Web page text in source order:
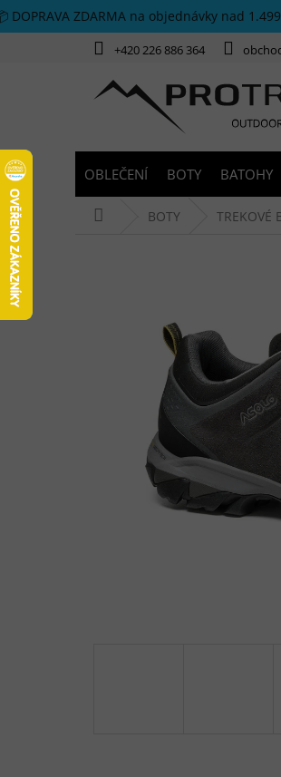
Přejít na obsah
DOPRAVA ZDARMA na objednávky nad
+420 226 886 364
OBLEČENÍ BOTY BATOHY
BOTY TREKOVÉ